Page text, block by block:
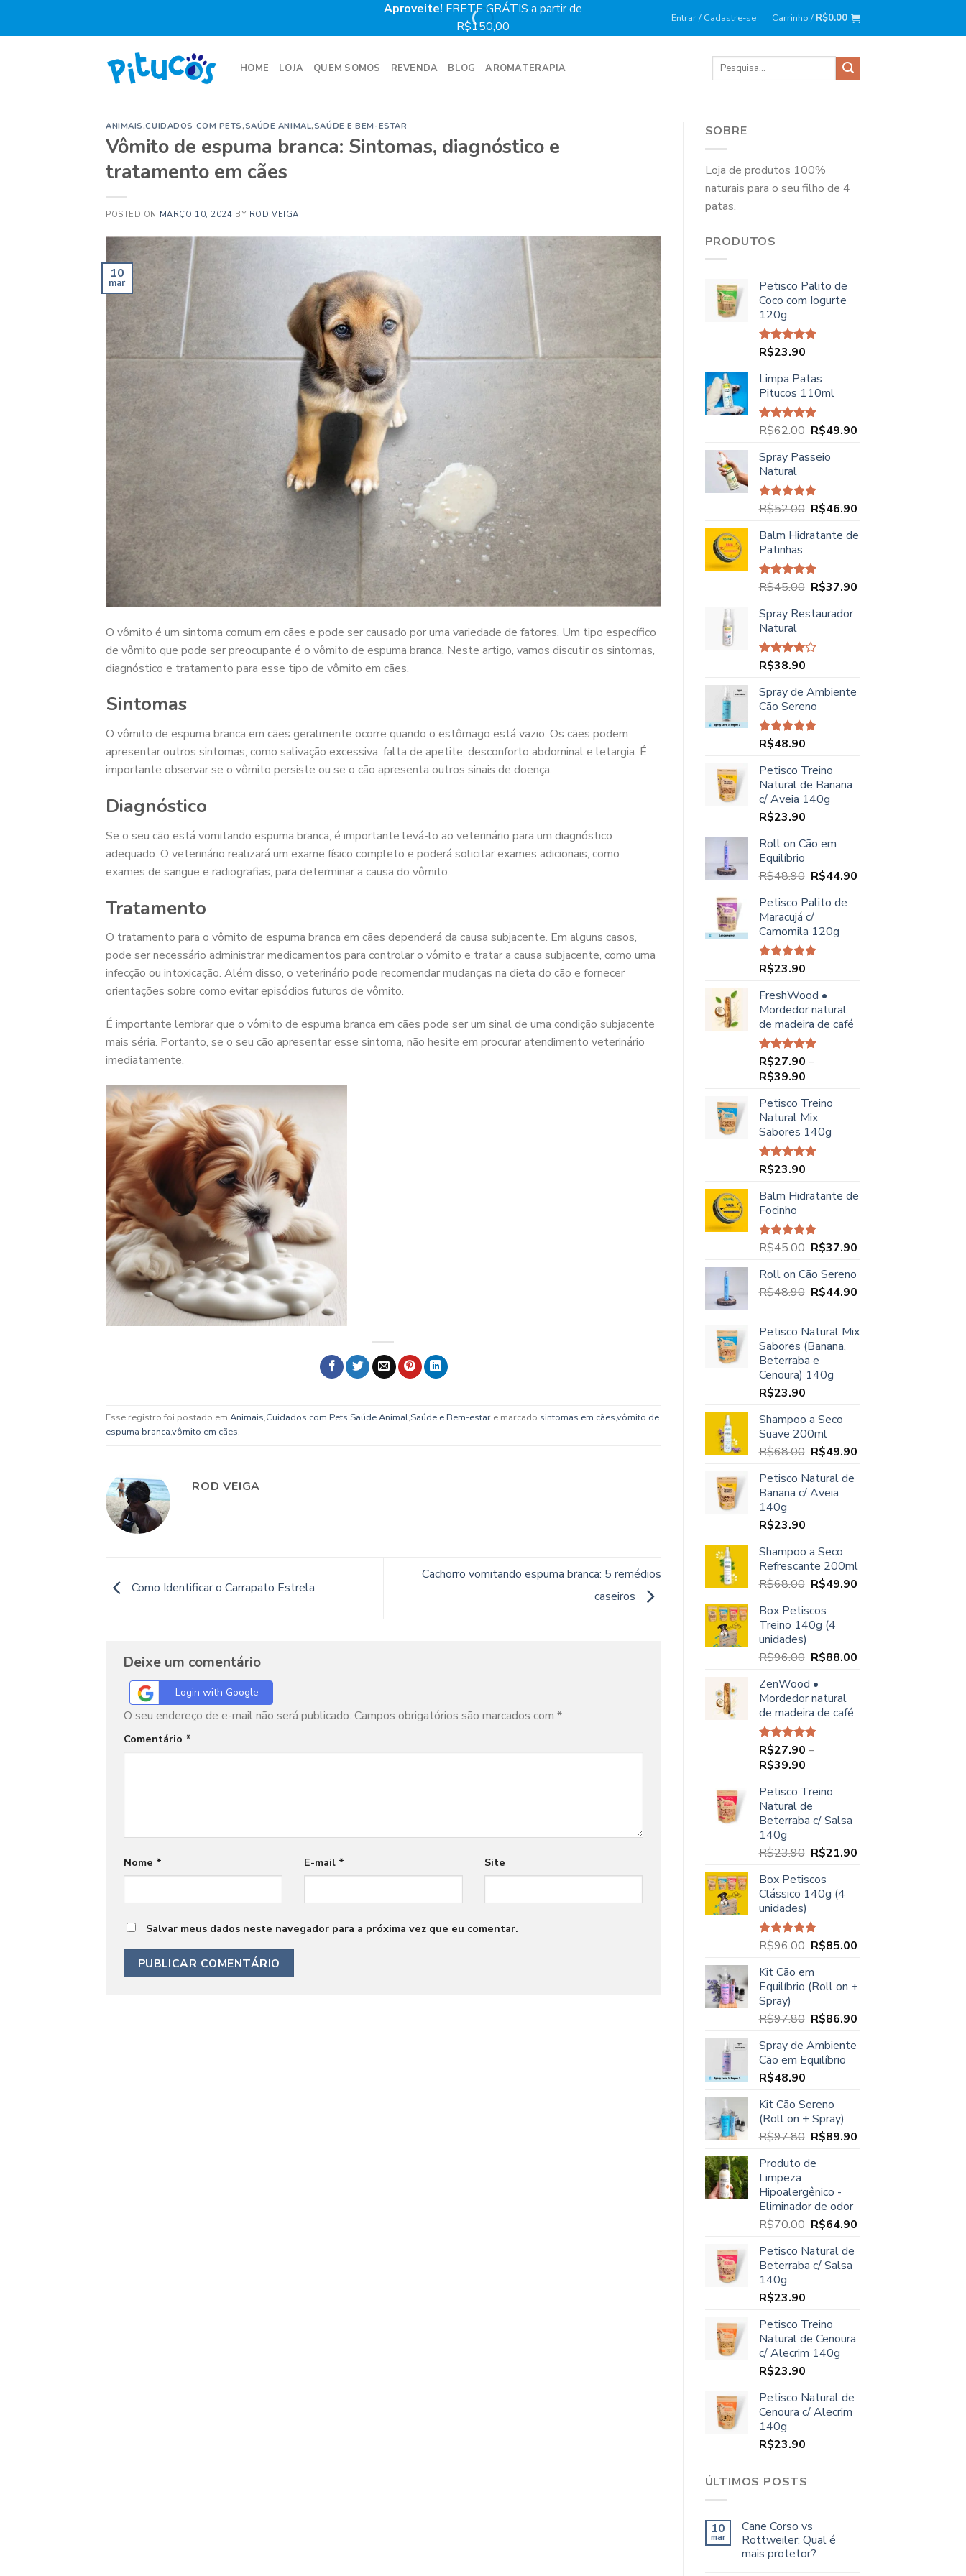
Aproveite! FRETE GRÁTIS a partir de
R$150,00
: BEMVINDO10
Entrar / Cadastre-se Carrinho / R$0.00
HOME LOJA QUEM SOMOS REVENDA BLOG AROMATERAPIA
Pesquisar
ANIMAIS ,CUIDADOS COM PETS ,SAÚDE ANIMAL,SAÚDE E BEM-ESTAR
Vômito de espuma branca: Sintomas, diagnóstico e
tratamento em cães
POSTED ON MARÇO 10, 2024 BY ROD VEIGA
10
mar
O vômito é um sintoma comum em cães e pode ser causado por uma variedade de fatores. Um tipo específico
de vômito que pode ser preocupante é o vômito de espuma branca. Neste artigo, vamos discutir os sintomas,
diagnóstico e tratamento para esse tipo de vômito em cães.
Sintomas
O vômito de espuma branca em cães geralmente ocorre quando o estômago está vazio. Os cães podem
apresentar outros sintomas, como salivação excessiva, falta de apetite, desconforto abdominal e letargia. É
importante observar se o vômito persiste ou se o cão apresenta outros sinais de doença.
Diagnóstico
Se o seu cão está vomitando espuma branca, é importante levá-lo ao veterinário para um diagnóstico
adequado. O veterinário realizará um exame físico completo e poderá solicitar exames adicionais, como
exames de sangue e radiografias, para determinar a causa do vômito.
Tratamento
O tratamento para o vômito de espuma branca em cães dependerá da causa subjacente. Em alguns casos,
pode ser necessário administrar medicamentos para controlar o vômito e tratar a causa subjacente, como uma
infecção ou intoxicação. Além disso, o veterinário pode recomendar mudanças na dieta do cão e fornecer
orientações sobre como evitar episódios futuros de vômito.
É importante lembrar que o vômito de espuma branca em cães pode ser um sinal de uma condição subjacente
mais séria. Portanto, se o seu cão apresentar esse sintoma, não hesite em procurar atendimento veterinário
imediatamente.
Esse registro foi postado em Animais,Cuidados com Pets,Saúde Animal,Saúde e Bem-estar e marcado sintomas em cães,vômito de
espuma branca,vômito em cães.
ROD VEIGA
Como Identificar o Carrapato Estrela
Cachorro vomitando espuma branca: 5 remédios
caseiros
Deixe um comentário
Login with Google
O seu endereço de e-mail não será publicado. Campos obrigatórios são marcados com *
Comentário *
Nome * E-mail * Site
Salvar meus dados neste navegador para a próxima vez que eu comentar.
SOBRE
Loja de produtos 100%
naturais para o seu filho de 4
patas.
PRODUTOS
Petisco Palito de
Coco com Iogurte
120g
Avaliação
R$23.90
Limpa Patas
Pitucos 110ml
Avaliação
R$62.00 O
original
R$62.00.
R$49.90
Spray Passeio
Natural
Avaliação
R$52.00 O
original
R$52.00.
R$46.90
atual
Balm Hidratante de
Patinhas
Avaliação
R$45.00 O
original
R$45.00.
R$37.90
Spray Restaurador
Natural
Avaliação
5
R$38.90
Spray de Ambiente
Cão Sereno
Avaliação
R$48.90
Petisco Treino
Natural de Banana
c/ Aveia 140g
R$23.90
Roll on Cão em
Equilíbrio
R$48.90 O
original
era:
R$48.90.
R$44.90
Petisco Palito de
Maracujá c/
Camomila 120g
Avaliação
R$23.90
FreshWood •
Mordedor natural
de madeira de café
Avaliação
5.00de 5
R$27.90 –
R$39.90Faixa
preço:
R$27.90
através
R$39.90
Petisco Treino
Natural Mix
Sabores 140g
Avaliação
R$23.90
Balm Hidratante de
Focinho
Avaliação
R$45.00 O
original
era:
R$37.90
Roll on Cão Sereno
R$48.90 O
era:
R$48.90.
R$44.90
é:
Petisco Natural Mix
Sabores (Banana,
Beterraba e
Cenoura) 140g
R$23.90
Shampoo a Seco
Suave 200ml
R$68.00 O
original
era:
R$49.90
Petisco Natural de
Banana c/ Aveia
140g
R$23.90
Shampoo a Seco
Refrescante 200ml
R$68.00 O
original
era:
R$49.90
Box Petiscos
Treino 140g (4
unidades)
R$96.00 O
original
era:
R$96.00.
R$88.00
ZenWood •
Mordedor natural
de madeira de café
Avaliação
5.00de 5
R$27.90 –
R$39.90Faixa
preço:
R$27.90
através
Petisco Treino
Natural de
Beterraba c/ Salsa
140g
R$23.90 O
original
era:
R$21.90
Box Petiscos
Clássico 140g (4
unidades)
Avaliação
R$96.00 O
original
era:
R$85.00
é:
Kit Cão em
Equilíbrio (Roll on +
Spray)
R$97.80 O
original
era:
R$86.90
Spray de Ambiente
Cão em Equilíbrio
R$48.90
Kit Cão Sereno
(Roll on + Spray)
R$97.80 O
original
R$97.80.
R$89.90
Produto de
Limpeza
Hipoalergênico -
Eliminador de odor
R$70.00 O
original
era:
R$64.90
Petisco Natural de
Beterraba c/ Salsa
140g
R$23.90
Petisco Treino
Natural de Cenoura
c/ Alecrim 140g
R$23.90
Petisco Natural de
Cenoura c/ Alecrim
140g
R$23.90
ÚLTIMOS POSTS
10
mar
Cane Corso vs
Rottweiler: Qual é
mais protetor?